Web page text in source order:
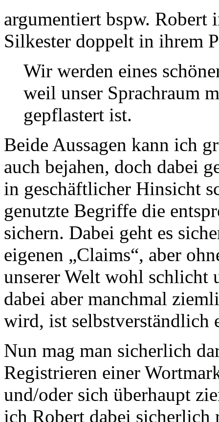
argumentiert bspw. Robert
Silkester doppelt in ihrem
Wir werden eines
weil unser Sprachraum
gepflastert ist.
Beide Aussagen kann ich
auch bejahen, doch dabei
in geschäftlicher Hinsicht
genutzte Begriffe die
sichern. Dabei geht es
eigenen „Claims“, aber
unserer Welt wohl schlicht
dabei aber manchmal
wird, ist selbstverständlich
Nun mag man sicherlich
Registrieren einer
und/oder sich überhaupt
ich Robert dabei sicherlich